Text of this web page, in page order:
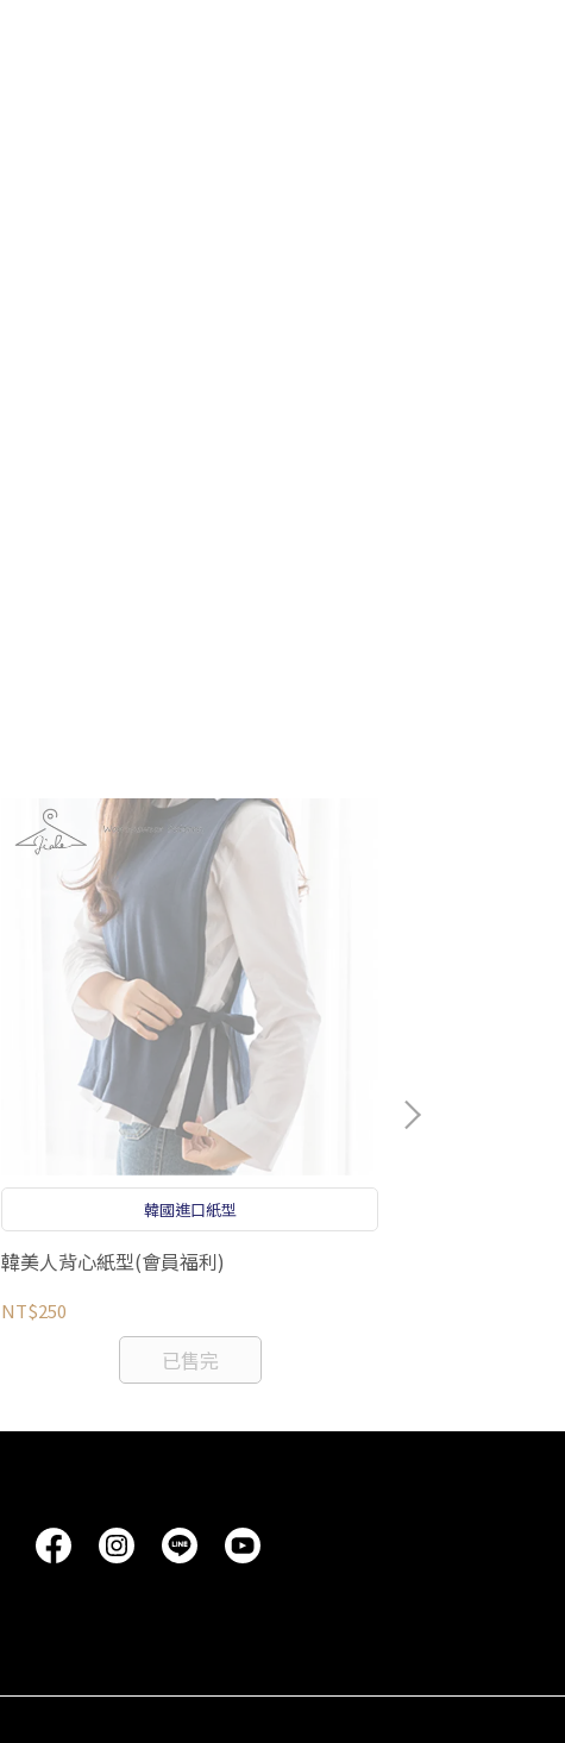
韓國進口紙型
韓美人背心紙型(會員福利)
NT$250
已售完